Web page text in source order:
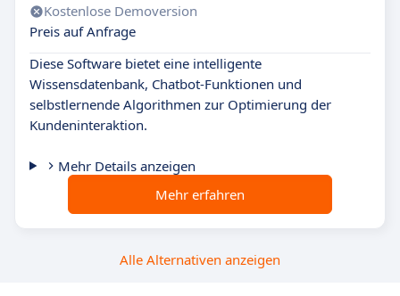
Kostenlose Demoversion
Preis auf Anfrage
Diese Software bietet eine intelligente
Wissensdatenbank, Chatbot-Funktionen und
selbstlernende Algorithmen zur Optimierung der
Kundeninteraktion.
Mehr Details anzeigen
Mehr erfahren
Alle Alternativen anzeigen